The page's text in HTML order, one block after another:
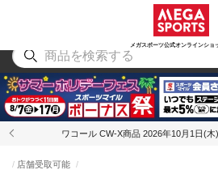
メガスポーツ公式オンラインショ
アウトドア
ワコール CW-X商品 2026年10月1日(
店舗受取可能